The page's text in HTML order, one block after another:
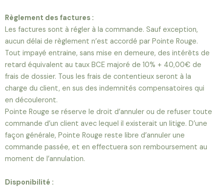
Règlement des factures :
Les factures sont à régler à la commande. Sauf exception,
aucun délai de règlement n’est accordé par Pointe Rouge.
Tout impayé entraine, sans mise en demeure, des intérêts de
retard équivalent au taux BCE majoré de 10% + 40,00€ de
frais de dossier. Tous les frais de contentieux seront à la
charge du client, en sus des indemnités compensatoires qui
en découleront.
Pointe Rouge se réserve le droit d’annuler ou de refuser toute
commande d’un client avec lequel il existerait un litige. D’une
façon générale, Pointe Rouge reste libre d’annuler une
commande passée, et en effectuera son remboursement au
moment de l’annulation.
Disponibilité :